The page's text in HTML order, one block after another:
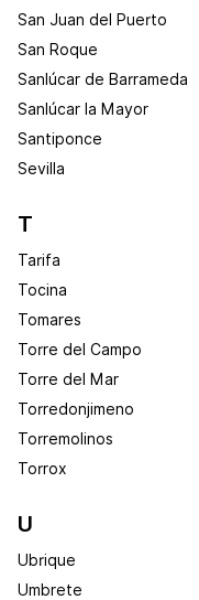
San Juan del Puerto
San Roque
Sanlúcar de Barrameda
Sanlúcar la Mayor
Santiponce
Sevilla
T
Tarifa
Tocina
Tomares
Torre del Campo
Torre del Mar
Torredonjimeno
Torremolinos
Torrox
U
Ubrique
Umbrete